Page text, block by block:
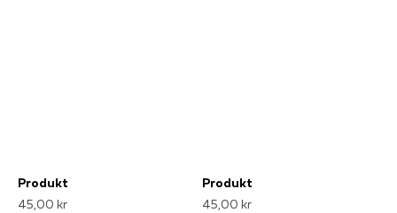
Produkt
45,00 kr
Produkt
45,00 kr